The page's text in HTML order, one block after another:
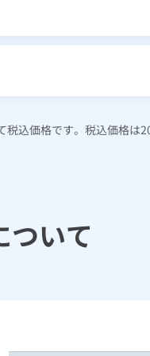
込価格です。税込価格は
ついて